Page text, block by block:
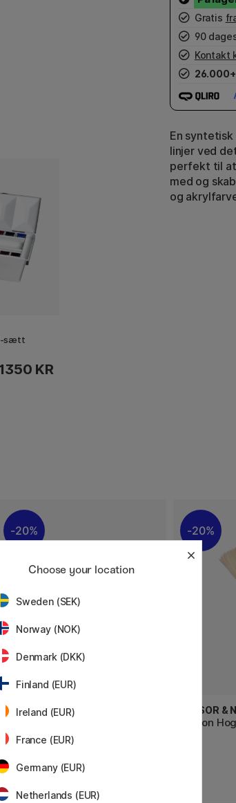
sætt
1350 KR
Gratis
90
Kontakt
26.000+
En
linjer ved
perfekt til at
med og
og
20%
WINSOR & NEWTON
Angled 1/2
92 KR
20%
WINSOR &
Winton
Choose your location
Sweden (SEK)
Norway (NOK)
Denmark (DKK)
Finland (EUR)
Ireland (EUR)
France (EUR)
Germany (EUR)
Netherlands (EUR)